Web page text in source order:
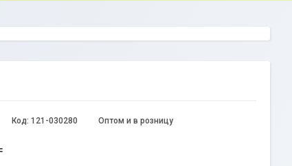
Оптом и в розницу
Код: 121-030280